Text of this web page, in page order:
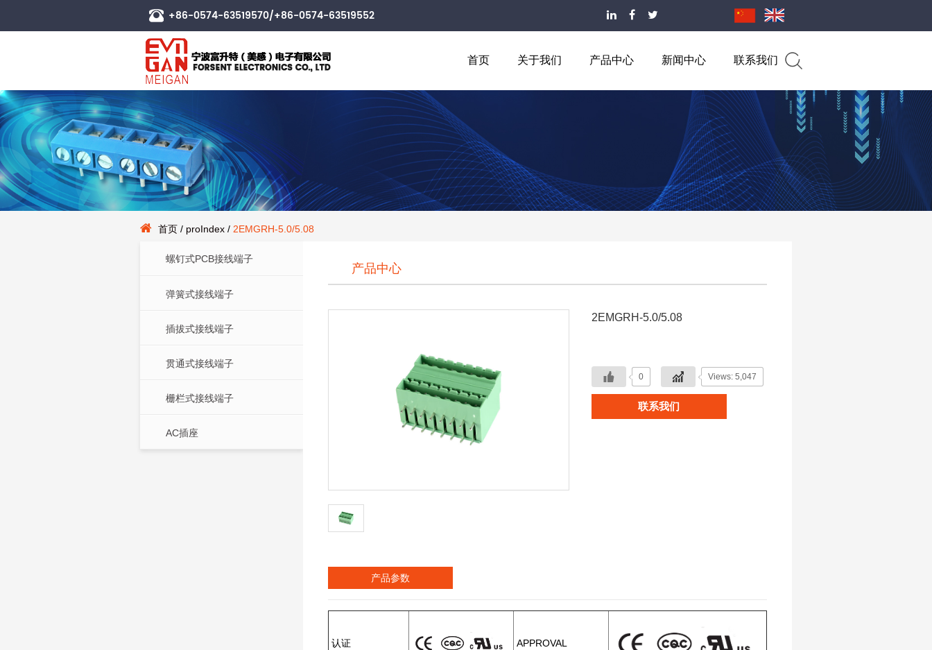
+86-0574-63519570/+86-0574-63519552
首页 关于我们 产品中心 新闻中心 联系我们
首页 / proIndex / 2EMGRH-5.0/5.08
螺钉式PCB接线端子
弹簧式接线端子
插拔式接线端子
贯通式接线端子
栅栏式接线端子
AC插座
产品中心
2EMGRH-5.0/5.08
0 Views: 5,047
联系我们
产品参数
认证 APPROVAL